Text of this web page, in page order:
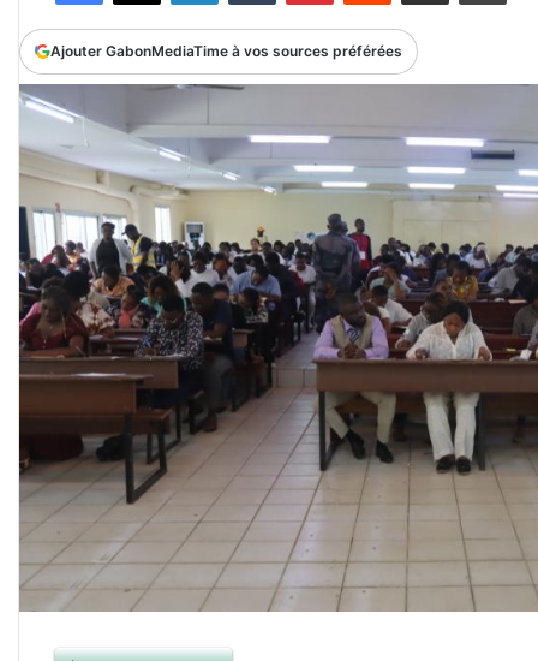
Ajouter GabonMediaTime à vos sources préférées